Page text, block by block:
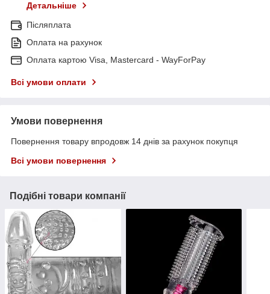
Детальніше
Післяплата
Оплата на рахунок
Оплата картою Visa, Mastercard - WayForPay
Всі умови оплати
Умови повернення
Повернення товару впродовж 14 днів за рахунок покупця
Всі умови повернення
Подібні товари компанії